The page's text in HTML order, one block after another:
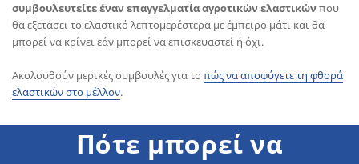
συμβουλευτείτε έναν επαγγελματία αγροτικών ελαστικώνπου
θα εξετάσει το ελαστικό λεπτομερέστερα με έμπειρο μάτι και θα
μπορεί να κρίνει εάν μπορεί να επισκευαστεί ή όχι.
Ακολουθούν μερικές συμβουλές για το πώς να αποφύγετε τη φθορά
ελαστικών στο μέλλον.
Πότε μπορεί να